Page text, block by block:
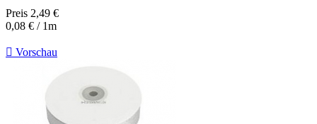
Preis 2,49 €
0,08 € / 1m
 Vorschau